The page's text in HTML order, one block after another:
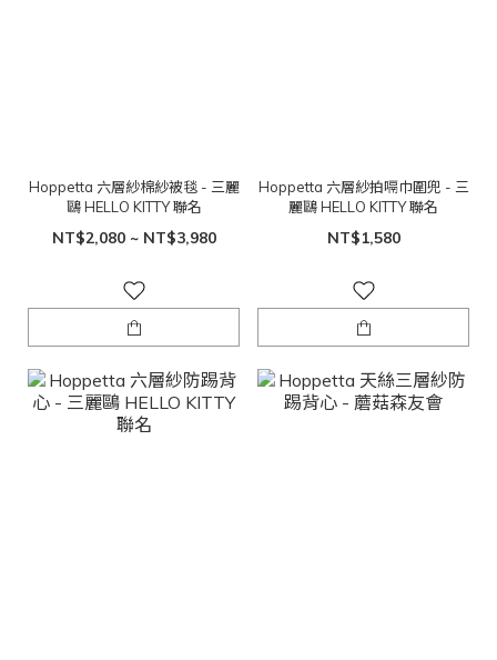
Hoppetta 六層紗棉紗被毯 - 三麗
鷗 HELLO KITTY 聯名
NT$2,080 ~ NT$3,980
Hoppetta 六層紗拍嗝巾圍兜 - 三
麗鷗 HELLO KITTY 聯名
NT$1,580